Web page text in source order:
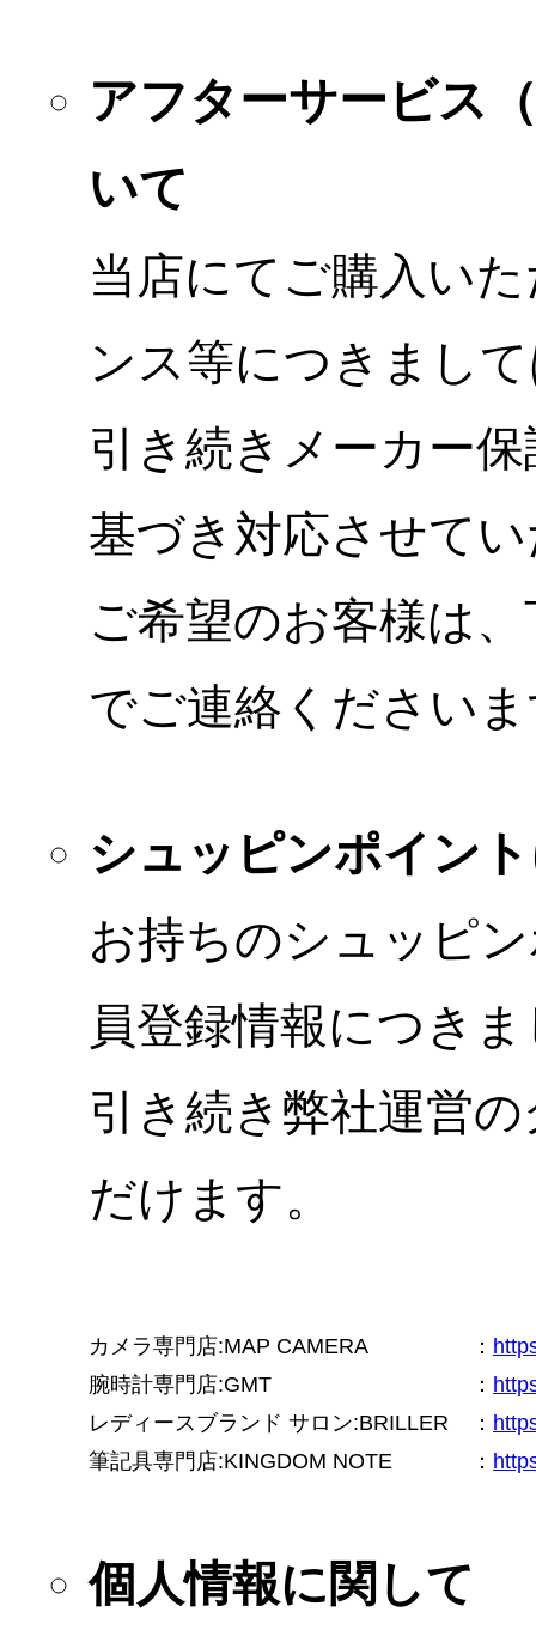
アフターサービス
いて
当店にてご購入い
ンス等につきまし
引き続きメーカー
基づき対応させて
ご希望のお客様は
でご連絡ください
シュッピンポイン
お持ちのシュッピ
員登録情報につき
引き続き弊社運営
だけます。
カメラ専門店:MAP CAMERA ：
腕時計専門店:GMT
：
レディースブランド サロン:BRILLER
：
筆記具専門店:KINGDOM NOTE
：
個人情報に関して